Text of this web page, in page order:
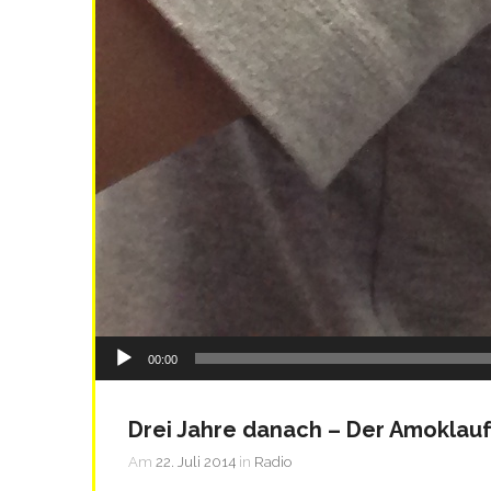
Audio-
Player
00:00
Drei Jahre danach – Der
Am 22. Juli 2014 in Radio